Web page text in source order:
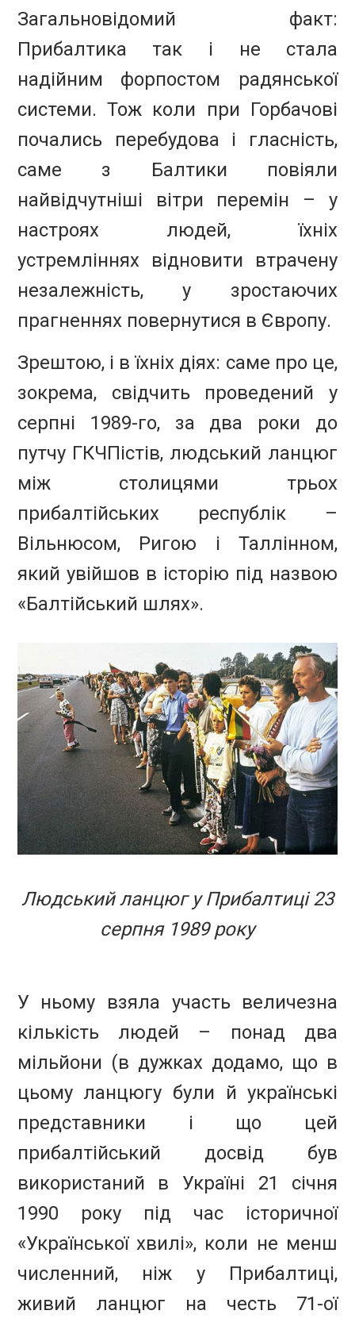
Загальновідомий факт:
Прибалтика так і не стала
надійним форпостом радянської
системи. Тож коли при Горбачові
почались перебудова і гласність,
саме з Балтики повіяли
найвідчутніші вітри перемін – у
настроях людей, їхніх
устремліннях відновити втрачену
незалежність, у зростаючих
прагненнях повернутися в Європу.
Зрештою, і в їхніх діях: саме про це,
зокрема, свідчить проведений у
серпні 1989-го, за два роки до
путчу ГКЧПістів, людський ланцюг
між столицями трьох
прибалтійських республік –
Вільнюсом, Ригою і Таллінном,
який увійшов в історію під назвою
«Балтійський шлях».
Людський ланцюг у Прибалтиці 23
серпня 1989 року
У ньому взяла участь величезна
кількість людей – понад два
мільйони (в дужках додамо, що в
цьому ланцюгу були й українські
представники і що цей
прибалтійський досвід був
використаний в Україні 21 січня
1990 року під час історичної
«Української хвилі», коли не менш
численний, ніж у Прибалтиці,
живий ланцюг на честь 71-ої